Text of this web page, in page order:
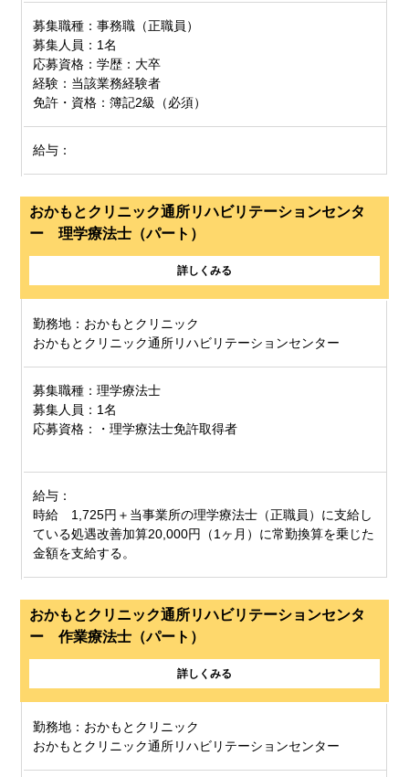
募集職種：事務職（正職員）
募集人員：1名
応募資格：学歴：大卒
経験：当該業務経験者
免許・資格：簿記2級（必須）
給与：
おかもとクリニック通所リハビリテーションセンタ
ー 理学療法士（パート）
詳しくみる
勤務地：おかもとクリニック
おかもとクリニック通所リハビリテーションセンター
募集職種：理学療法士
募集人員：1名
応募資格：・理学療法士免許取得者
給与：
時給 1,725円＋当事業所の理学療法士（正職員）に支給し
ている処遇改善加算20,000円（1ヶ月）に常勤換算を乗じた
金額を支給する。
おかもとクリニック通所リハビリテーションセンタ
ー 作業療法士（パート）
詳しくみる
勤務地：おかもとクリニック
おかもとクリニック通所リハビリテーションセンター